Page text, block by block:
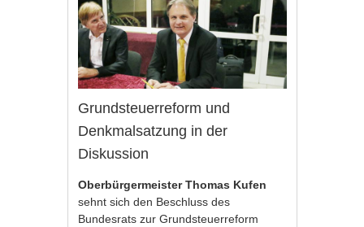
Grundsteuerreform und
Denkmalsatzung in der
Diskussion
Oberbürgermeister Thomas Kufen
sehnt sich den Beschluss des
Bundesrats zur Grundsteuerreform